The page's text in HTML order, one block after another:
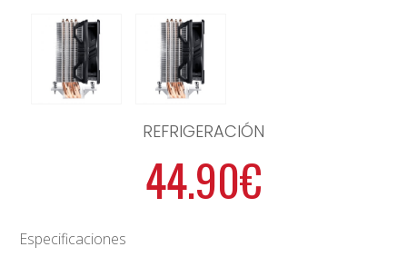
REFRIGERACIÓN
44.90€
Especificaciones